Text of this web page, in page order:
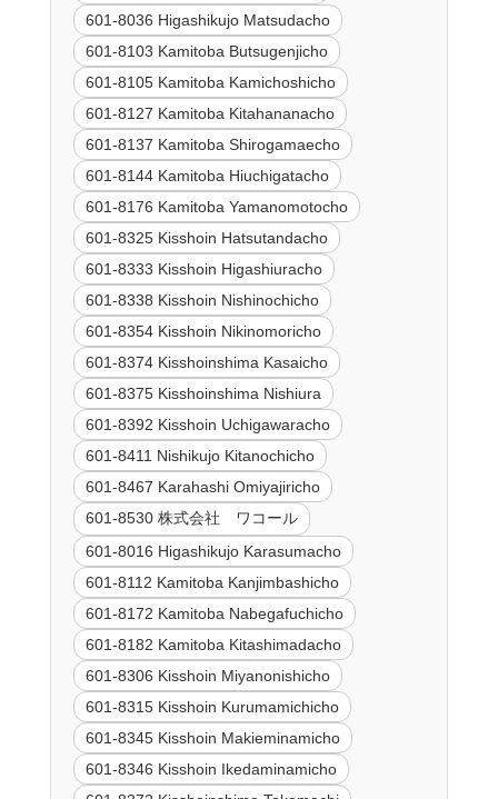
601-8036 Higashikujo Matsudacho
601-8103 Kamitoba Butsugenjicho
601-8105 Kamitoba Kamichoshicho
601-8127 Kamitoba Kitahananacho
601-8137 Kamitoba Shirogamaecho
601-8144 Kamitoba Hiuchigatacho
601-8176 Kamitoba Yamanomotocho
601-8325 Kisshoin Hatsutandacho
601-8333 Kisshoin Higashiuracho
601-8338 Kisshoin Nishinochicho
601-8354 Kisshoin Nikinomoricho
601-8374 Kisshoinshima Kasaicho
601-8375 Kisshoinshima Nishiura
601-8392 Kisshoin Uchigawaracho
601-8411 Nishikujo Kitanochicho
601-8467 Karahashi Omiyajiricho
601-8530 株式会社 ワコール
601-8016 Higashikujo Karasumacho
601-8112 Kamitoba Kanjimbashicho
601-8172 Kamitoba Nabegafuchicho
601-8182 Kamitoba Kitashimadacho
601-8306 Kisshoin Miyanonishicho
601-8315 Kisshoin Kurumamichicho
601-8345 Kisshoin Makieminamicho
601-8346 Kisshoin Ikedaminamicho